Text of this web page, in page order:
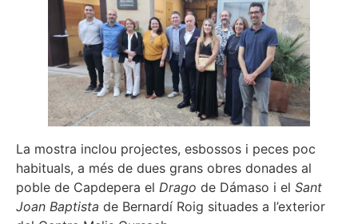
La mostra inclou projectes, esbossos i peces poc
habituals, a més de dues grans obres donades al
poble de Capdepera el Drago de Dámaso i el Sant
Joan Baptista de Bernardí Roig situades a l’exterior